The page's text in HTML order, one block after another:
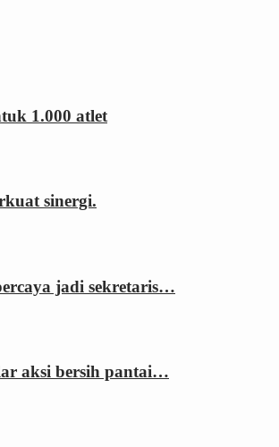
1.000 atlet
sinergi.
jadi sekretaris…
aksi bersih pantai…